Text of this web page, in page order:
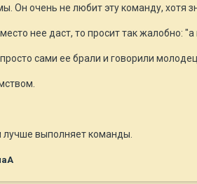
Он очень не любит эту команду, хотя
нее даст, то просит так жалобно:
сами ее брали и говорили
лучше выполняет команды.